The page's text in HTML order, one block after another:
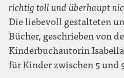
richtig toll und überhaupt
Die liebevoll gestalteten
Bücher, geschrieben von
Kinderbuchautorin
für Kinder zwischen 5 und